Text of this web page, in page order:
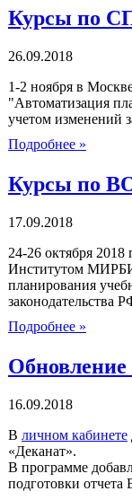
Курсы по
26.09.2018
1-2 ноября в
"Автоматизация
учетом изменений
Подробнее »
Курсы по
17.09.2018
24-26 октября
Институтом
планирования
законодательства
Подробнее »
16.09.2018
В личном кабинете
«Деканат».
В программе
подготовки